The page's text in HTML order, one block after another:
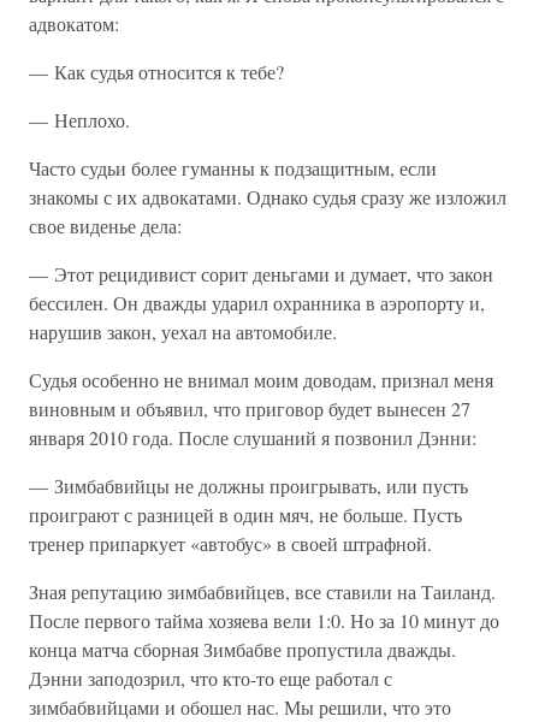
адвокатом:
— Как судья относится к тебе?
— Неплохо.
Часто судьи более гуманны к подзащитным, если
знакомы с их адвокатами. Однако судья сразу же изложил
свое виденье дела:
— Этот рецидивист сорит деньгами и думает, что закон
бессилен. Он дважды ударил охранника в аэропорту и,
нарушив закон, уехал на автомобиле.
Судья особенно не внимал моим доводам, признал меня
виновным и объявил, что приговор будет вынесен 27
января 2010 года. После слушаний я позвонил Дэнни:
— Зимбабвийцы не должны проигрывать, или пусть
проиграют с разницей в один мяч, не больше. Пусть
тренер припаркует «автобус» в своей штрафной.
Зная репутацию зимбабвийцев, все ставили на Таиланд.
После первого тайма хозяева вели 1:0. Но за 10 минут до
конца матча сборная Зимбабве пропустила дважды.
Дэнни заподозрил, что кто-то еще работал с
зимбабвийцами и обошел нас. Мы решили, что это